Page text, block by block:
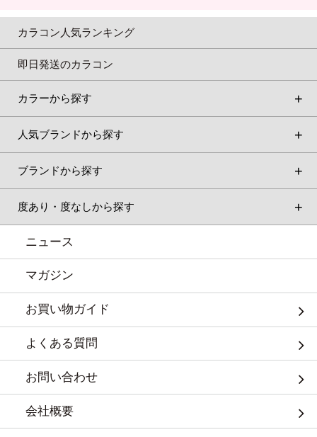
カラコン人気ランキング
即日発送のカラコン
カラーから探す
人気ブランドから探す
ブランドから探す
度あり・度なしから探す
ニュース
マガジン
お買い物ガイド
よくある質問
お問い合わせ
会社概要